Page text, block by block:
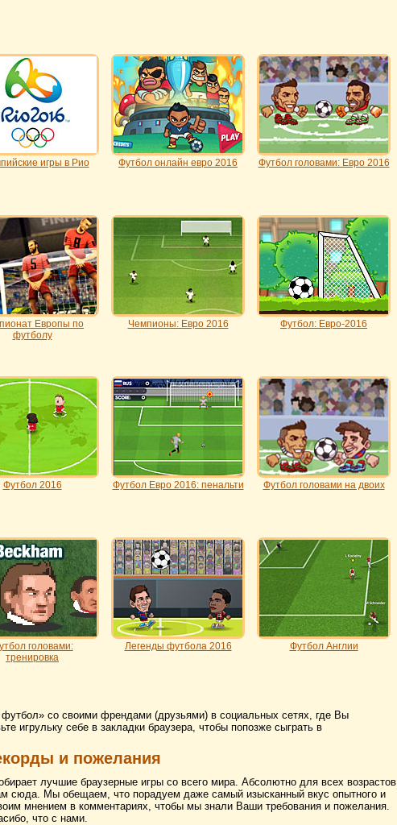
игры в Рио Футбол онлайн евро 2016 Футбол головами: Евро 2016
Европы по
футболу
Чемпионы: Евро 2016 Футбол: Евро-2016
Футбол 2016 Футбол Евро 2016: пенальти Футбол головами на двоих
головами:
тренировка
Легенды футбола 2016 Футбол Англии
со своими френдами (друзьями) в социальных сетях, где Вы
игрульку себе в закладки браузера, чтобы попозже сыграть в
и пожелания
лучшие браузерные игры со всего мира. Абсолютно для всех возрастов,
сюда. Мы обещаем, что порадуем даже самый изысканный вкус опытного и
мнением в комментариях, чтобы мы знали Ваши требования и пожелания.
что с нами.